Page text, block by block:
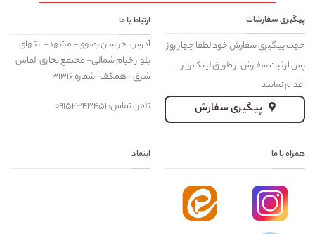
پیگیری سفارشات
جهت پیگیری سفارش خود لطفا چهار روز
پس از ثبت سفارش از طریق لینک زیر ،
اقدام نمایید
پیگیری سفارش
ارتباط با ما
آدرس: خراسان رضوی- مشهد- انتهای
بلوار خیام شمالی- محتمع تجاری الماس
شرق- همکف-شماره ۳۱۳۱۶
تلفن تماس: ۰۹۱۵۲۳۴۳۴۵۱
همراه با ما اینماد